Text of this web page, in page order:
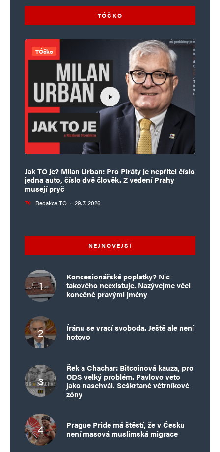
TÓČKO
TÓčko
Jak TO je? Milan Urban: Pro Piráty je nepřítel číslo
jedna auto, číslo dvě člověk. Z vedení Prahy
musejí pryč
Redakce TO · 29. 7. 2026
NEJNOVĚJŠÍ
Koncesionářské poplatky? Nic
takového neexistuje. Nazývejme věci
konečně pravými jmény
Íránu se vrací svoboda. Ještě ale není
hotovo
Řek a Chachar: Bitcoinová kauza, pro
ODS velký problém. Pavlovo veto
jako naschvál. Seškrtané větrníkové
zóny
Prague Pride má štěstí, že v Česku
není masová muslimská migrace